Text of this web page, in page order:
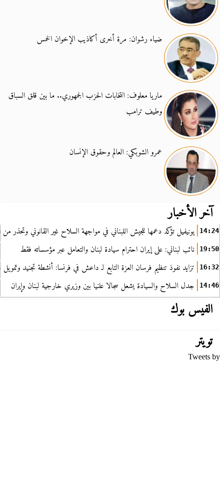
ضياء رشوان: مرة أخرى أكاذيب الإخوان الخمس
ماريا معلوف: انتخابات الحزب الجمهوري.. ما بين قلق السباق
وطيف ترامب
عمرو الشوبكي: العالم وحقوق الإنسان
آخر الأخبار
14:24 يونيفيل تؤكد دعمها للجيش اللبناني في مواجهة السلاح غير القانوني وتحذر من
19:50 نائب لبناني: على إيران احترام سيادة لبنان والتعامل عبر مؤسساته فقط
16:32 تزايد نفوذ تنظيم فرسان العزة التابع لـ داعش في فرنسا: أنشطة تجنيد
14:46 جدل السلاح والسيادة يشعل سجالا علنيا بين وزيري خارجية لبنان وإيران
الفيس بوك
تويتر
Tweets by